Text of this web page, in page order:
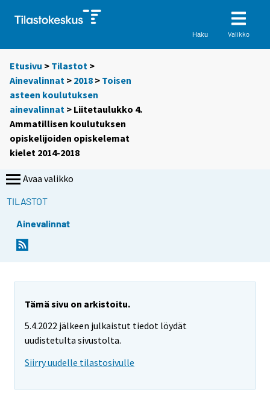
Haku Valikko
Etusivu > Tilastot >
Ainevalinnat > 2018 > Toisen
asteen koulutuksen
ainevalinnat > Liitetaulukko 4.
Ammatillisen koulutuksen
opiskelijoiden opiskelemat
kielet 2014-2018
Avaa valikko
TILASTOT
Ainevalinnat
Tämä sivu on arkistoitu.
5.4.2022 jälkeen julkaistut tiedot löydät
uudistetulta sivustolta.
Siirry uudelle tilastosivulle